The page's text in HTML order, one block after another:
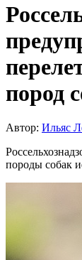
пород
Автор: Ильяс
породы собак